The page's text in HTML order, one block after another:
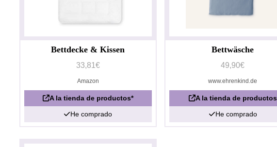
Bettdecke & Kissen
33,81€
Amazon
A la tienda de productos*
He comprado
Bettwäsche
49,90€
www.ehrenkind.de
A la tienda de productos
He comprado